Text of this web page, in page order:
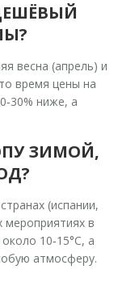
весна (апрель) и
время цены на
ниже, а
ЗИМОЙ,
(испании,
мероприятиях в
10‑15°C, а
атмосферу.